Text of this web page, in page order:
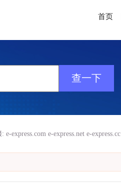
首页
: e-express.com e-express.net e-express.cc